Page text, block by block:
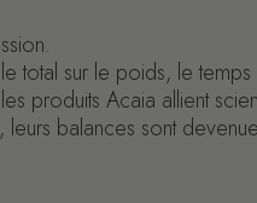
sur le poids, le temps
produits Acaia allient
balances sont